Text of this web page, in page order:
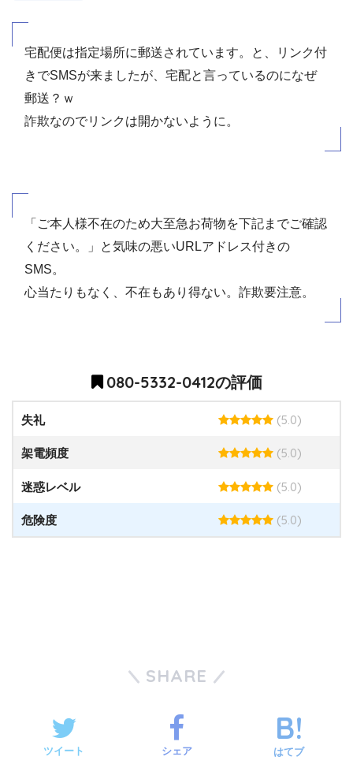
宅配便は指定場所に郵送されています。と、リンク付
きでSMSが来ましたが、宅配と言っているのになぜ
郵送？ｗ
詐欺なのでリンクは開かないように。
「ご本人様不在のため大至急お荷物を下記までご確認
ください。」と気味の悪いURLアドレス付きの
SMS。
心当たりもなく、不在もあり得ない。詐欺要注意。
080-5332-0412の評価
失礼 (5.0)
架電頻度 (5.0)
迷惑レベル (5.0)
危険度 (5.0)
SHARE
ツイート シェア はてブ